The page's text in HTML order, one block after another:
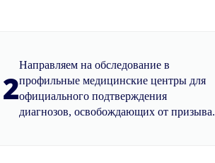
2
Направляем на обследование в
профильные медицинские центры для
официального подтверждения
диагнозов, освобождающих от призыва.